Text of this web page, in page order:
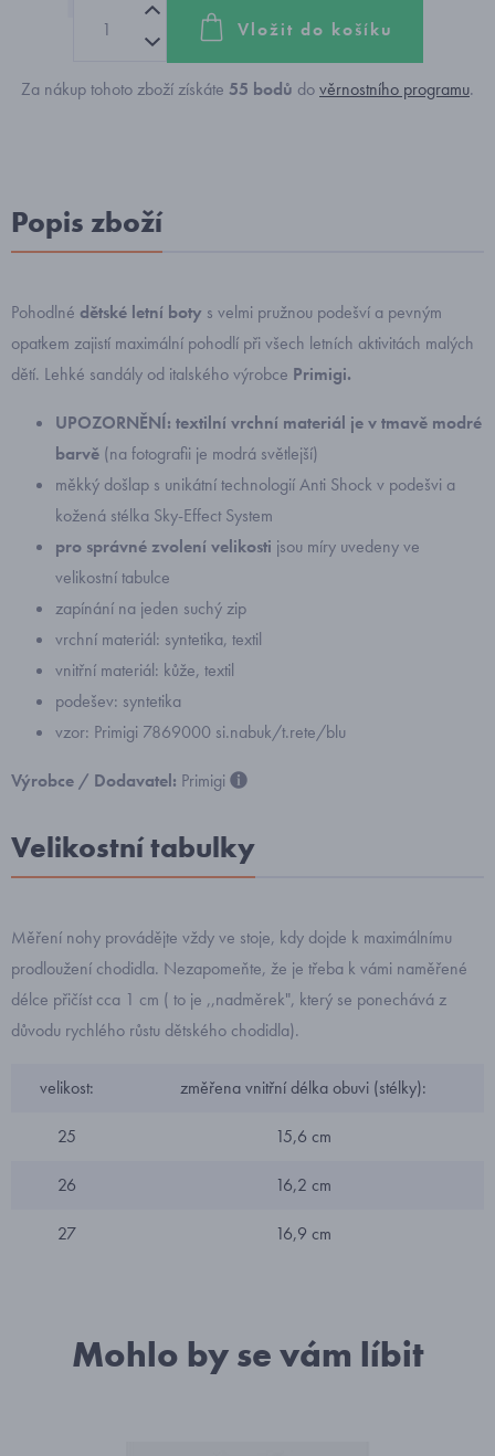
Vložit do košíku
Za nákup tohoto zboží získáte 55 bodů dověrnostního programu.
Popis zboží
Pohodlné dětské letní boty s velmi pružnou podešví a pevným
opatkem zajistí maximální pohodlí při všech letních aktivitách malých
dětí. Lehké sandály od italského výrobce Primigi.
UPOZORNĚNÍ: textilní vrchní materiál je v tmavě modré
barvě (na fotografii je modrá světlejší)
měkký došlap s unikátní technologií Anti Shock v podešvi a
kožená stélka Sky-Effect System
pro správné zvolení velikosti jsou míry uvedeny ve
velikostní tabulce
zapínání na jeden suchý zip
vrchní materiál: syntetika, textil
vnitřní materiál: kůže, textil
podešev: syntetika
vzor: Primigi 7869000 si.nabuk/t.rete/blu
Výrobce / Dodavatel: Primigi
Velikostní tabulky
Měření nohy provádějte vždy ve stoje, kdy dojde k maximálnímu
prodloužení chodidla. Nezapomeňte, že je třeba k vámi naměřené
délce přičíst cca 1 cm ( to je ,,nadměrek", který se ponechává z
důvodu rychlého růstu dětského chodidla).
velikost: změřena vnitřní délka obuvi (stélky):
25 15,6 cm
26 16,2 cm
27 16,9 cm
Mohlo by se vám líbit